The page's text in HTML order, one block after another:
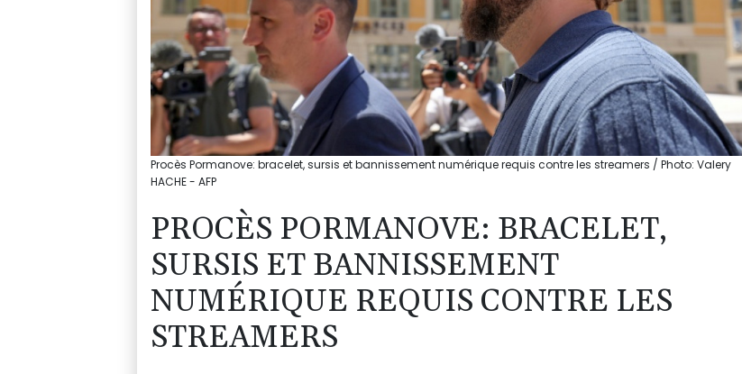
Procès Pormanove: bracelet, sursis et bannissement numérique requis contre les streamers / Photo: Valery
HACHE - AFP
PROCÈS PORMANOVE: BRACELET,
SURSIS ET BANNISSEMENT
NUMÉRIQUE REQUIS CONTRE LES
STREAMERS